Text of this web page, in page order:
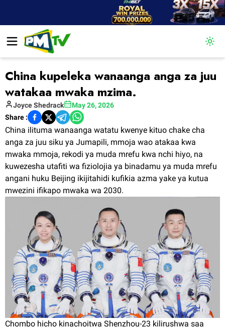
China kupeleka wanaanga anga za juu
watakaa mwaka mzima.
JoyceShedrack
May 26, 2026
Share :
China ilituma wanaanga watatu kwenye kituo chake cha
anga za juu siku ya Jumapili, mmoja wao atakaa kwa
mwaka mmoja, rekodi ya muda mrefu kwa nchi hiyo, na
kuwezesha utafiti wa fiziolojia ya binadamu ya muda mrefu
angani huku Beijing ikijitahidi kufikia azma yake ya kutua
mwezini ifikapo mwaka wa 2030.
Chombo hicho kinachoitwa Shenzhou-23 kilirushwa saa